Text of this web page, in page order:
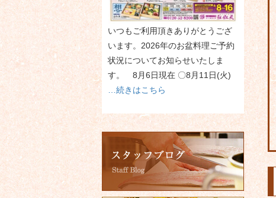
いつもご利用頂きありがとうござ
います。2026年のお盆料理ご予約
状況についてお知らせいたしま
す。 8月6日現在 〇8月11日(火)
…続きはこちら